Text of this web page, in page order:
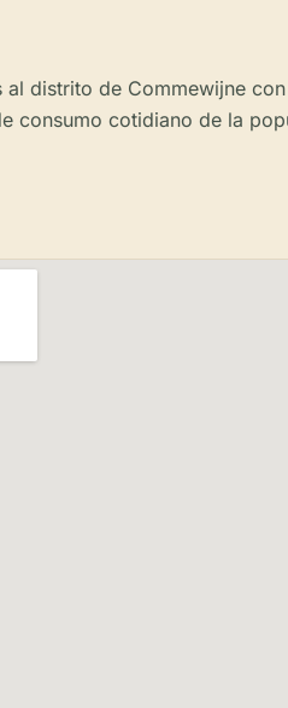
distrito de Commewijne
consumo cotidiano de la